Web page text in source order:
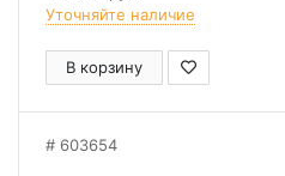
Уточняйте наличие
В корзину
603654